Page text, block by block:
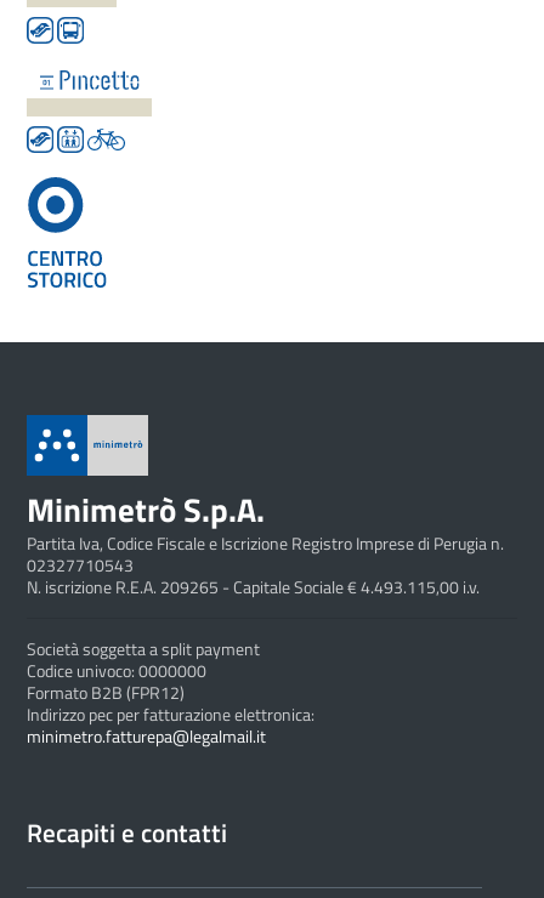
Minimetrò S.p.A.
Partita Iva, Codice Fiscale e Iscrizione Registro Imprese di Perugia n.
02327710543
N. iscrizione R.E.A. 209265 - Capitale Sociale € 4.493.115,00 i.v.
Società soggetta a split payment
Codice univoco: 0000000
Formato B2B (FPR12)
Indirizzo pec per fatturazione elettronica:
minimetro.fatturepa@legalmail.it
Recapiti e contatti